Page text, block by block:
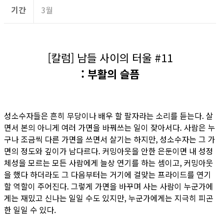
기간 3월
[칼럼] 남들 사이의 터울 #11
: 부활의 슬픔
성소수자들은 흔히 무당이나 배우 할 팔자라는 소리를 듣는다. 살
면서 본의 아니게 여러 가면을 바꿔쓰는 일이 잦아서다. 사람은 누
구나 조금씩 다른 가면을 쓰면서 살기는 하지만, 성소수자는 그 가
면의 정도와 깊이가 남다르다. 커밍아웃을 안한 은둔이면 내 성정
체성을 모르는 모든 사람에게 늘상 연기를 하는 셈이고, 커밍아웃
을 했다 하더라도 그 다음부터는 거기에 걸맞는 프라이드를 연기
할 역할이 주어진다. 그렇게 가면을 바꾸며 사는 사람이 누군가에
게는 재밌고 신나는 일일 수도 있지만, 누군가에게는 지극히 피곤
한 일일 수 있다.